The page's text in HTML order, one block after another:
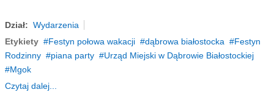
Dział: Wydarzenia
Etykiety
Festyn połowa wakacji dąbrowa białostocka
Festyn
Rodzinny
piana party
Urząd Miejski w Dąbrowie Białostockiej
Mgok
Czytaj dalej...